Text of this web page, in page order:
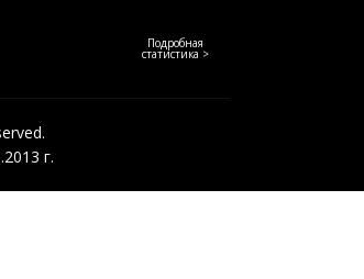
Подробная
статистика >
г.